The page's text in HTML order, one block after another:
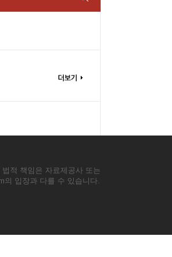
적 책임은 자료제공사 또는
의 입장과 다를 수 있습니다.